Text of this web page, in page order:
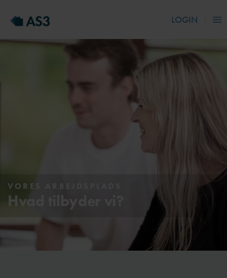
LOGIN
VORES ARBEJDSPLADS
Hvad tilbyder vi?